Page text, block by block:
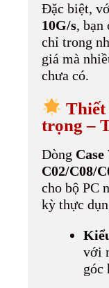
Đặc biệt,
10G/s, bạn
chỉ trong
giá mà
chưa có.
Thiết
trọng –
Dòng
C02/C08/
cho bộ PC
kỳ thực
với
góc